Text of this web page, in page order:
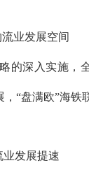
业发展空间
的深入实施，
，“盘满欧”海
发展提速